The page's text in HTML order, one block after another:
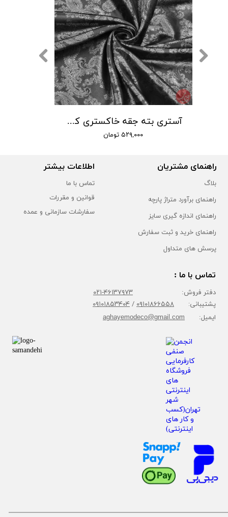
آستری بته جقه خاکستری کد 101
۵۲۹,۰۰۰ تومان
راهنمای مشتریان
بلاگ
راهنمای برآورد متراژ پارچه
راهنمای اندازه گیری سایز
راهنمای خرید و ثبت سفارش
پرسش های متداول
اطلاعات بیشتر
تماس با ما
قوانین و مقررات
سفارشات سازمانی و عمده
تماس با ما :
دفتر فروش: ۴۶۱۳۷۹۷۳-۰۲۱
پشتیبانی: ۰۹۱۰۱۸۶۶۵۵۸/۰۹۱۰۱۸۵۳۴۰۴
ایمیل: aghayemodeco@gmail.com